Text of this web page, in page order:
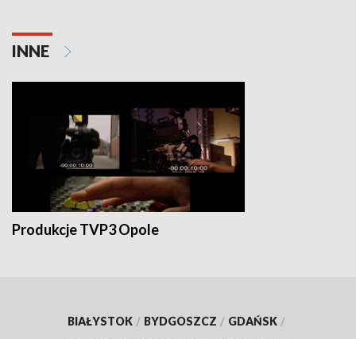
INNE
Produkcje TVP3 Opole
BIAŁYSTOK / BYDGOSZCZ / GDAŃSK /